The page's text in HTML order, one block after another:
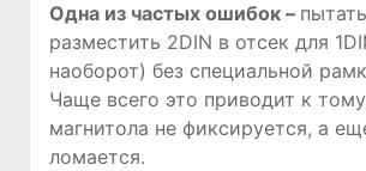
Одна из частых ошибок –
разместить 2DIN в отсек для
наоборот) без специальной
Чаще всего это приводит к
магнитола не фиксируется, а
ломается.